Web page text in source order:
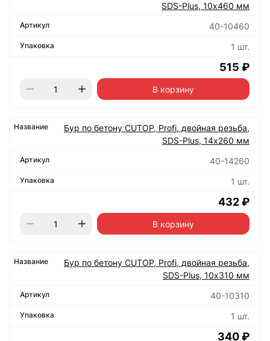
SDS-Plus, 10х460 мм
40-10460
1 шт.
515 ₽
В корзину
Бур по бетону CUTOP, Profi, двойная резьба,
SDS-Plus, 14х260 мм
40-14260
1 шт.
432 ₽
В корзину
Бур по бетону CUTOP, Profi, двойная резьба,
SDS-Plus, 10х310 мм
40-10310
1 шт.
340 ₽